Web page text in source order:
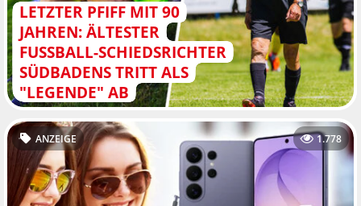
LETZTER PFIFF MIT 90
JAHREN: ÄLTESTER
FUSSBALL-SCHIEDSRICHTER S
ÜDBADENS TRITT ALS "
LEGENDE" AB
ANZEIGE 1.778